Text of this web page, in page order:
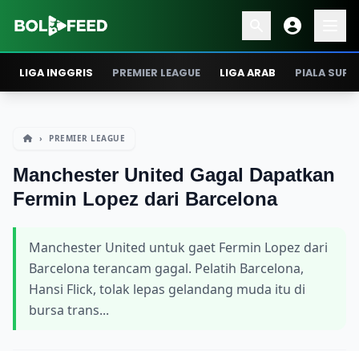
LIGA INGGRIS PREMIER LEAGUE LIGA ARAB PIALA
› PREMIER LEAGUE
Manchester United Gagal Dapatkan
Fermin Lopez dari Barcelona
Manchester United untuk gaet Fermin Lopez dari
Barcelona terancam gagal. Pelatih Barcelona,
Hansi Flick, tolak lepas gelandang muda itu di
bursa trans...